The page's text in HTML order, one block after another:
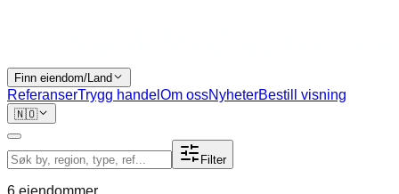
Finn eiendom/Land
ReferanserTrygg handel Om ossNyheterBestill visning
🇳🇴
Filter
6 eiendommer